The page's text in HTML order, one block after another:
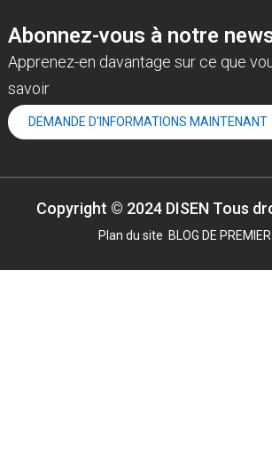
Abonnez-vous à notre
Apprenez-en davantage sur ce que
savoir
DEMANDE D'INFORMATIONS MAINTENANT
Copyright © 2024 DISEN Tous
Plan du site BLOG DE